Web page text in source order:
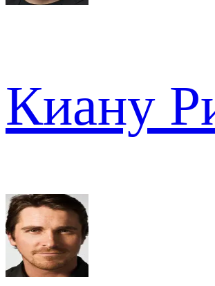
Киану